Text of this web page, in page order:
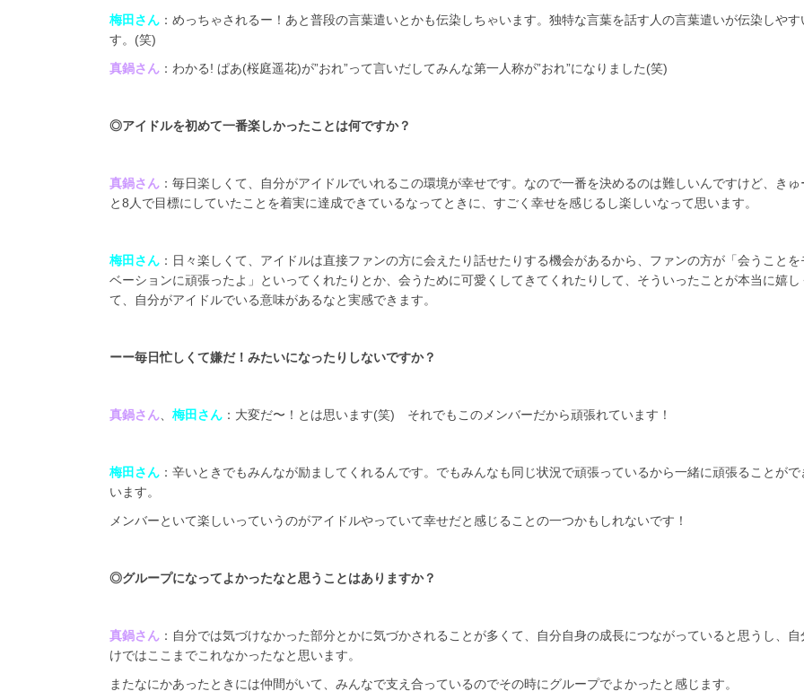
梅田さん ：めっちゃされるー！あと普段の言葉遣いとかも伝染しちゃいます。独特な言葉を話す人の言葉遣いが伝染しやす
す。(笑)
真鍋さん ：わかる! ぱあ(桜庭遥花)が”おれ”って言いだしてみんな第一人称が”おれ”になりました(笑)
◎アイドルを初めて一番楽しかったことは何ですか？
真鍋さん ：毎日楽しくて、自分がアイドルでいれるこの環境が幸せです。なので一番を決めるのは難しいんですけど、きゅ
と8人で目標にしていたことを着実に達成できているなってときに、すごく幸せを感じるし楽しいなって思います。
梅田さん ：日々楽しくて、アイドルは直接ファンの方に会えたり話せたりする機会があるから、ファンの方が「会うことを
ベーションに頑張ったよ」といってくれたりとか、会うために可愛くしてきてくれたりして、そういったことが本当に嬉し
て、自分がアイドルでいる意味があるなと実感できます。
ーー毎日忙しくて嫌だ！みたいになったりしないですか？
真鍋さん 梅田さん ：大変だ〜！とは思います(笑) それでもこのメンバーだから頑張れています！
梅田さん ：辛いときでもみんなが励ましてくれるんです。でもみんなも同じ状況で頑張っているから一緒に頑張ることがで
います。
メンバーといて楽しいっていうのがアイドルやっていて幸せだと感じることの一つかもしれないです！
◎グループになってよかったなと思うことはありますか？
真鍋さん ：自分では気づけなかった部分とかに気づかされることが多くて、自分自身の成長につながっていると思うし、自
けではここまでこれなかったなと思います。
またなにかあったときには仲間がいて、みんなで支え合っているのでその時にグループでよかったと感じます。